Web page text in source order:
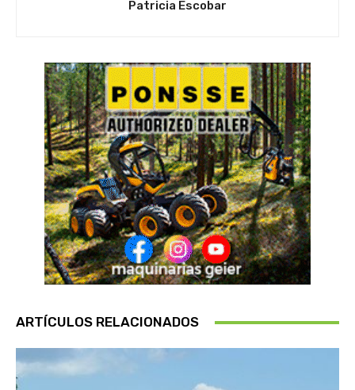
Patricia Escobar
ARTÍCULOS RELACIONADOS